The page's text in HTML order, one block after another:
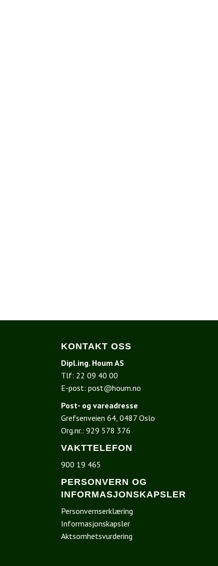
KONTAKT OSS
Dipl.ing. Houm AS
Tlf: 22 09 40 00
E-post: post@houm.no
Post- og vareadresse
Grefsenveien 64, 0487 Oslo
Org.nr.: 929 578 376
VAKTTELEFON
900 19 465
PERSONVERN OG
INFORMASJONSKAPSLER
Personvernserklæring
Informasjonskapsler
Aktsomhetsvurdering